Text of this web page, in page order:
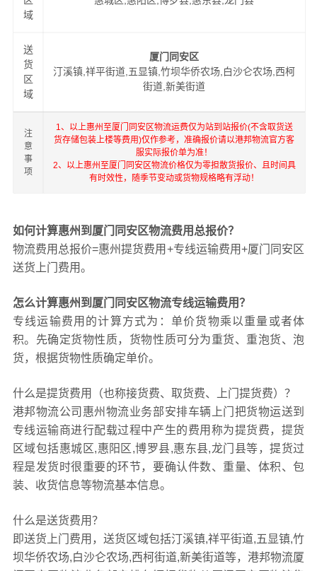
域
送
货
区
域
厦门同安区
汀溪镇,祥平街道,五显镇,竹坝华侨农场,白沙仑农场,西柯
街道,新美街道
注
意
事
项
1、以上惠州至厦门同安区物流运费仅为站到站报价(不含取货送
货存储包装上楼等费用)仅作参考，准确报价请以港邦物流官方客
服实际报价单为准！
2、以上惠州至厦门同安区物流价格仅为零担散货报价、且时间具
有时效性，随季节变动或货物规格略有浮动！
如何计算惠州到厦门同安区物流费用总报价？
物流费用总报价=惠州提货费用+专线运输费用+厦门同安区
送货上门费用。
怎么计算惠州到厦门同安区物流专线运输费用？
专线运输费用的计算方式为：单价货物乘以重量或者体
积。先确定货物性质，货物性质可分为重货、重泡货、泡
货，根据货物性质确定单价。
什么是提货费用（也称接货费、取货费、上门提货费）？
港邦物流公司惠州物流业务部安排车辆上门把货物运送到
专线运输商进行配载过程中产生的费用称为提货费，提货
区域包括惠城区,惠阳区,博罗县,惠东县,龙门县等，提货过
程是发货时很重要的环节，要确认件数、重量、体积、包
装、收货信息等物流基本信息。
什么是送货费用？
即送货上门费用，送货区域包括汀溪镇,祥平街道,五显镇,竹
坝华侨农场,白沙仑农场,西柯街道,新美街道等，港邦物流厦